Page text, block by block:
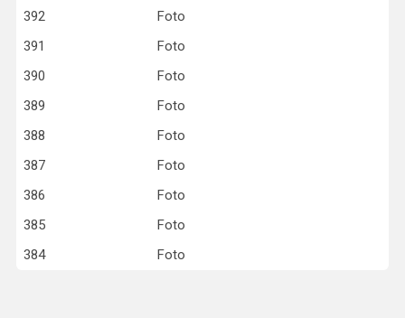
392
Foto
391
Foto
390
Foto
389
Foto
388
Foto
387
Foto
386
Foto
385
Foto
384
Foto